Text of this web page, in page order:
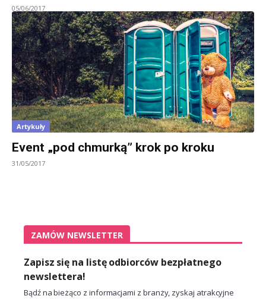
05/06/2017
Artykuły
Event „pod chmurką” krok po kroku
31/05/2017
ZAMÓW NEWSLETTER
Zapisz się na listę odbiorców bezpłatnego
newslettera!
Bądź na bieżąco z informacjami z branży, zyskaj atrakcyjne